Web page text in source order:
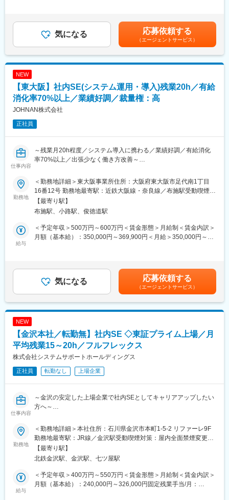
・関係部署およびベンダーとの調整業務
・見積チェック・予算申請対応
アアップセミナー、エンジニア交流などを行えるスペースです。
成長に合わせて新しいものを生み出す企画力、人を動かすプレゼ
ン力、リーダー・マネージャークラスの育成など、テクニカル×ヒ
■当社について：
野などの業界約300社の大手メーカーに技術を提供。まだ世に出
ていない新製品の開発など様々なプロジェクトに参画し、創業か
ら60年日本のモノづくりを支え続けています。
試作～資材調達～開発設計～製造（自社工場）とワンストップで
流れる「夕焼け小焼け」の防災無線用のアンプは全国約40,000箇
所に設置された自社製品です。
変更の範囲：会社の定める業務
じて上下する可能性があります。月給(月額)は固定手当を含めた表
記です。気になる 応募依頼する
（エージェントサービス）
NEW
【東大阪】社内SE(システム運用・導入)残業20h／有給
消化率70%以上／業績好調／裁量権：高
JOHNAN株式会社
正社員
仕事内容
～残業月20h程度／システム導入に携わる／業績好調／有給消化
率70%以上／出張少なく働き方改善～
半導体製造装置や自動機械からヘルスケア製品の開発・製造を行
う同社にて社内SEポジションを募集します。ヘルプデスクやキッ
ティングといった業務から、システム導入・運用まで幅広な業務
で、会社を支える重要なポジションです。
■業務詳細～下記業務を幅広にご担当いただきます～
・既存システムの運用管理、障害一次対応
・システム入れ替え時の要件整理、導入支援
・インフラ管理の改善提案、運用ルール整備
■組織構成
現在は正社員・派遣を含む3名体制です。少人数だからこそ情報共
有がしやすく、分からないことはすぐ相談できる環境です。役割
■働き方
てやすい働き方です。
勤務地
＜勤務地詳細＞東大阪事業所住所：大阪府東大阪市足代南1丁目
16番12号 勤務地最寄駅：近鉄大阪線・奈良線／布施駅受動喫煙対
策：屋内喫煙可能場所あり変更の範囲：会社の定める事業所（リ
モートワーク含む）
【最寄り駅】
布施駅、小路駅、俊徳道駅
給与
＜予定年収＞500万円～600万円＜賃金形態＞月給制＜賃金内訳＞
月額（基本給）：350,000円～369,900円＜月給＞350,000円～
額であり、選考を通じて上下する可能性があります。月給(月額)は
固定手当を含めた表記です。
気になる 応募依頼する
（エージェントサービス）
NEW
【金沢本社／転勤無】社内SE ◇東証プライム上場／月
平均残業15～20h／フルフレックス
株式会社システムサポートホールディングス
正社員 転勤なし 上場企業
仕事内容
～金沢の安定した上場企業で社内SEとしてキャリアアップしたい
方へ～
■業務概要：
社内システムの導入から運用保守をお任せします。
・最新のITインフラや製品・サービスの動向を調査し社内業務の
効率化や改善を検討します。新しいシステムの導入作業から運用
保守までを一貫して行います。既にZeroTrustセキュリティモデル
や生成AIなど一部を導入していますが、今後更に推進予定です。
・稼働中の社内システムにて、ユーザーの入退社に伴うアカウン
勤務地
＜勤務地詳細＞本社住所：石川県金沢市本町1-5-2 リファーレ9F
勤務地最寄駅：JR線／金沢駅受動喫煙対策：屋内全面禁煙変更の
範囲：会社の定める事業所（リモートワーク含む）
【最寄り駅】
北鉄金沢駅、金沢駅、七ツ屋駅
給与
＜予定年収＞400万円～550万円＜賃金形態＞月給制＜賃金内訳＞
月額（基本給）：240,000円～326,000円固定残業手当/月：